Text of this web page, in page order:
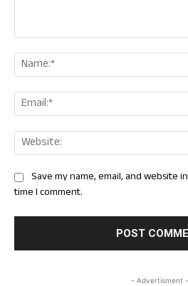
Save my name, email, and website
time I comment.
- Advertisment -